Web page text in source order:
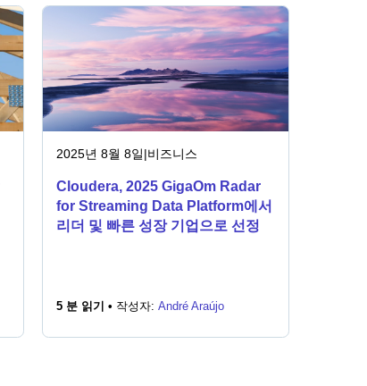
2025년 8월 8일|비즈니스
Cloudera, 2025 GigaOm Radar
for Streaming Data Platform에서
리더 및 빠른 성장 기업으로 선정
5 분 읽기 • 작성자:André Araújo